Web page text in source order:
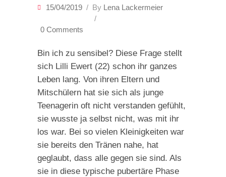
15/04/2019 By Lena Lackermeier
0 Comments
Bin ich zu sensibel? Diese Frage stellt
sich Lilli Ewert (22) schon ihr ganzes
Leben lang. Von ihren Eltern und
Mitschülern hat sie sich als junge
Teenagerin oft nicht verstanden gefühlt,
sie wusste ja selbst nicht, was mit ihr
los war. Bei so vielen Kleinigkeiten war
sie bereits den Tränen nahe, hat
geglaubt, dass alle gegen sie sind. Als
sie in diese typische pubertäre Phase